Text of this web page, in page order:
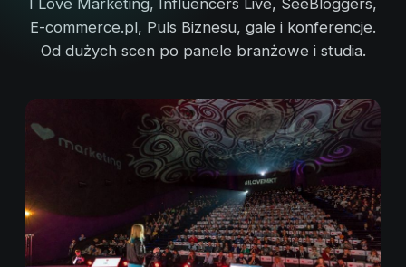
I Love Marketing, Influencers Live, SeeBloggers,
E-commerce.pl, Puls Biznesu, gale i konferencje.
Od dużych scen po panele branżowe i studia.